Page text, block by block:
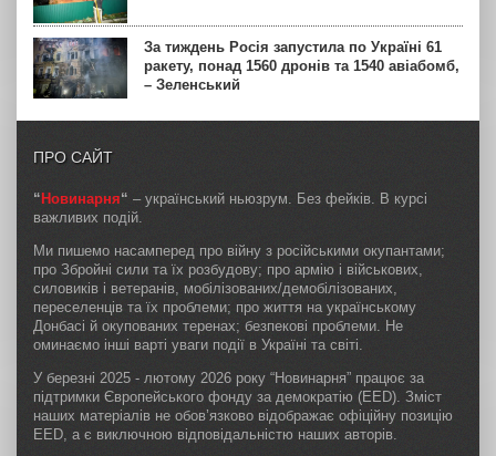
За тиждень Росія запустила по Україні 61
ракету, понад 1560 дронів та 1540 авіабомб,
– Зеленський
ПРО САЙТ
“Новинарня“ – український ньюзрум. Без фейків. В курсі
важливих подій.
Ми пишемо насамперед про війну з російськими окупантами;
про Збройні сили та їх розбудову; про армію і військових,
силовиків і ветеранів, мобілізованих/демобілізованих,
переселенців та їх проблеми; про життя на українському
Донбасі й окупованих теренах; безпекові проблеми. Не
оминаємо інші варті уваги події в Україні та світі.
У березні 2025 - лютому 2026 року “Новинарня” працює за
підтримки Європейського фонду за демократію (EED). Зміст
наших матеріалів не обов’язково відображає офіційну позицію
EED, а є виключною відповідальністю наших авторів.